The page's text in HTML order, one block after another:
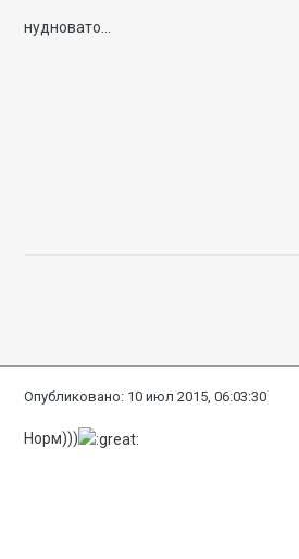
нудновато...
Опубликовано: 10 июл 2015, 06:03:30
Норм)))